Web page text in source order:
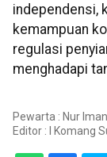
independensi,
kemampuan
regulasi
menghadapi
Pewarta : Nur
Editor :
I Komang